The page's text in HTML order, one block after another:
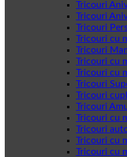
Tricouri
Tricouri
Tricouri
Tricouri cu
Tricouri
Tricouri cu
Tricouri cu
Tricouri
Tricouri
Tricouri
Tricouri cu
Tricouri
Tricouri cu
Tricouri cu